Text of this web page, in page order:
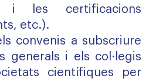
i les certificacions
etc.).
convenis a subscriure
generals i els col·legis
científiques per